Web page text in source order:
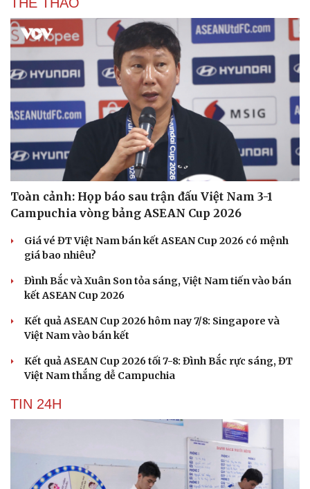
Du lịch
Tư vấn
Săn Tour
check-in
Podcast
Câu chuyện thời sự
Đọc truyện đêm khuya
Cửa sổ tình yêu
Kể chuyện cho bé
Hạt giống tâm hồn
Toàn cảnh: Họp báo sau trận đấu Việt Nam 3-1
Campuchia vòng bảng ASEAN Cup 2026
Giá vé ĐT Việt Nam bán kết ASEAN Cup 2026 có mệnh
giá bao nhiêu?
Đình Bắc và Xuân Son tỏa sáng, Việt Nam tiến vào bán
kết ASEAN Cup 2026
Kết quả ASEAN Cup 2026 hôm nay 7/8: Singapore và
Việt Nam vào bán kết
Kết quả ASEAN Cup 2026 tối 7-8: Đình Bắc rực sáng, ĐT
Việt Nam thắng dễ Campuchia
TIN 24H